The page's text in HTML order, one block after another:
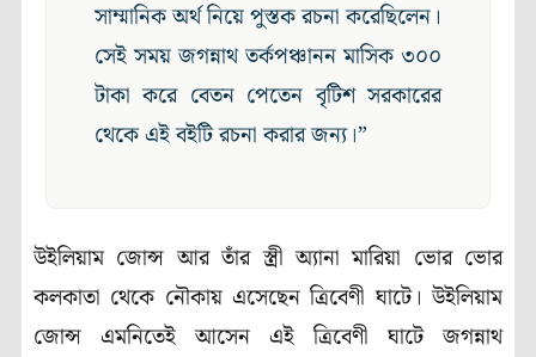
সাম্মানিক অর্থ নিয়ে পুস্তক রচনা করেছিলেন।
সেই সময় জগন্নাথ তর্কপঞ্চানন মাসিক ৩০০
টাকা করে বেতন পেতেন বৃটিশ সরকারের
থেকে এই বইটি রচনা করার জন্য।”
উইলিয়াম জোন্স আর তাঁর স্ত্রী অ্যানা মারিয়া ভোর ভোর
কলকাতা থেকে নৌকায় এসেছেন ত্রিবেণী ঘাটে। উইলিয়াম
জোন্স এমনিতেই আসেন এই ত্রিবেণী ঘাটে জগন্নাথ